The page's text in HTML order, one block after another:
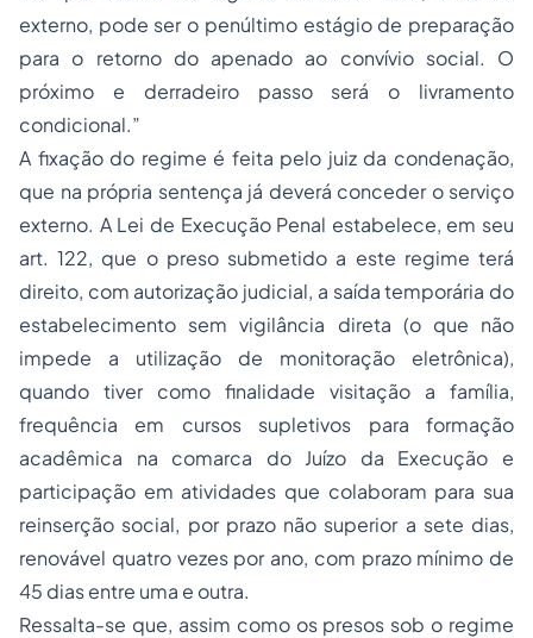
externo, pode ser o penúltimo estágio de preparação
para o retorno do apenado ao convívio social. O
próximo e derradeiro passo será o livramento
condicional.”
A fixação do regime é feita pelo juiz da condenação,
que na própria sentença já deverá conceder o serviço
externo. A Lei de Execução Penal estabelece, em seu
art. 122, que o preso submetido a este regime terá
direito, com autorização judicial, a saída temporária do
estabelecimento sem vigilância direta (o que não
impede a utilização de monitoração eletrônica),
quando tiver como finalidade visitação a família,
frequência em cursos supletivos para formação
acadêmica na comarca do Juízo da Execução e
participação em atividades que colaboram para sua
reinserção social, por prazo não superior a sete dias,
renovável quatro vezes por ano, com prazo mínimo de
45 dias entre uma e outra.
Ressalta-se que, assim como os presos sob o regime